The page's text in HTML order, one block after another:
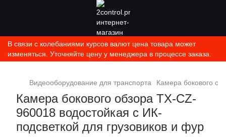
В связи с колебаниями курсов валют цена товара может
изменяться. Уточняйте цену у менеджера в процессе заказа.
Видеооборудование для транспорта Камера бокового
Камера бокового обзора TX-CZ-
960018 водостойкая с ИК-
подсветкой для грузовиков и фур